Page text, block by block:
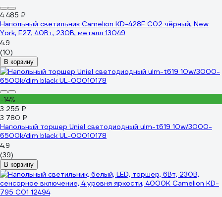
4 485 ₽
Напольный светильник Camelion KD-428F С02 чёрный, New
York, E27, 40Вт, 230В, металл 13049
4.9
(10)
В корзину
-14%
3 255 ₽
3 780 ₽
Напольный торшер Uniel светодиодный ulm-t619 10w/3000-
6500k/dim black UL-00010178
4.9
(39)
В корзину